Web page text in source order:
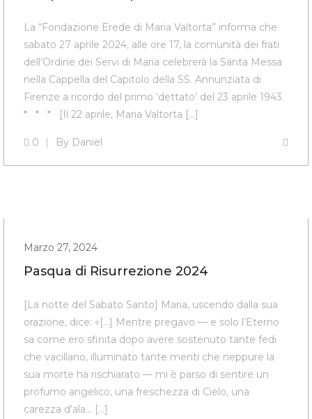
La “Fondazione Erede di Maria Valtorta” informa che
sabato 27 aprile 2024, alle ore 17, la comunità dei frati
dell’Ordine dei Servi di Maria celebrerà la Santa Messa
nella Cappella del Capitolo della SS. Annunziata di
Firenze a ricordo del primo ‘dettato’ del 23 aprile 1943.
* * * [Il 22 aprile, Maria Valtorta […]
0 By Daniel
Marzo 27, 2024
Pasqua di Risurrezione 2024
[La notte del Sabato Santo] Maria, uscendo dalla sua
orazione, dice: «[…] Mentre pregavo — e solo l’E­terno
sa come ero sfinita dopo avere sostenuto tante fedi
che vacillano, illuminato tante menti che neppure la
sua morte ha rischiarato — mi è parso di sentire un
profumo angelico, una freschezza di Cielo, una
carezza d’ala… […]